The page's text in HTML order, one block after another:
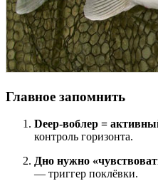
Главное запомнить
Deep‑воблер =
контроль горизонта.
Дно нужно
— триггер поклёвки.